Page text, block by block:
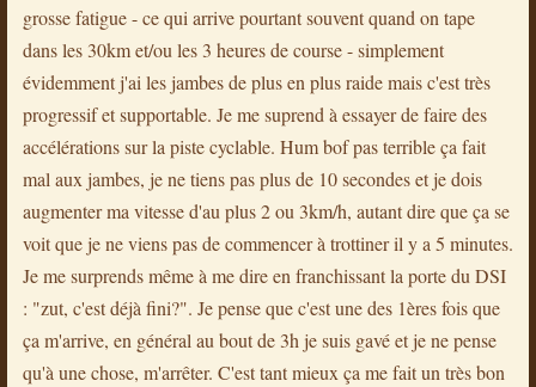
grosse fatigue - ce qui arrive pourtant souvent quand on tape
dans les 30km et/ou les 3 heures de course - simplement
évidemment j'ai les jambes de plus en plus raide mais c'est très
progressif et supportable. Je me suprend à essayer de faire des
accélérations sur la piste cyclable. Hum bof pas terrible ça fait
mal aux jambes, je ne tiens pas plus de 10 secondes et je dois
augmenter ma vitesse d'au plus 2 ou 3km/h, autant dire que ça se
voit que je ne viens pas de commencer à trottiner il y a 5 minutes.
Je me surprends même à me dire en franchissant la porte du DSI
: "zut, c'est déjà fini?". Je pense que c'est une des 1ères fois que
ça m'arrive, en général au bout de 3h je suis gavé et je ne pense
qu'à une chose, m'arrêter. C'est tant mieux ça me fait un très bon